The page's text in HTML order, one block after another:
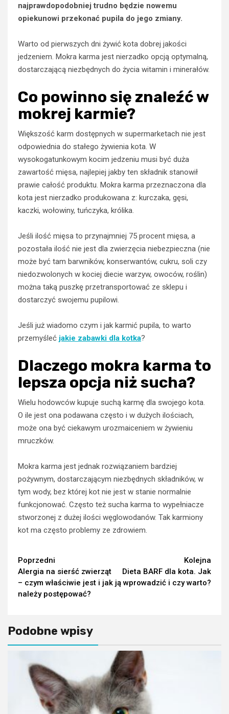
najprawdopodobniej trudno będzie nowemu
opiekunowi przekonać pupila do jego zmiany.
Warto od pierwszych dni żywić kota dobrej jakości
jedzeniem. Mokra karma jest nierzadko opcją optymalną,
dostarczającą niezbędnych do życia witamin i minerałów.
Co powinno się znaleźć w
mokrej karmie?
Większość karm dostępnych w supermarketach nie jest
odpowiednia do stałego żywienia kota. W
wysokogatunkowym kocim jedzeniu musi być duża
zawartość mięsa, najlepiej jakby ten składnik stanowił
prawie całość produktu. Mokra karma przeznaczona dla
kota jest nierzadko produkowana z: kurczaka, gęsi,
kaczki, wołowiny, tuńczyka, królika.
Jeśli ilość mięsa to przynajmniej 75 procent mięsa, a
pozostała ilość nie jest dla zwierzęcia niebezpieczna (nie
może być tam barwników, konserwantów, cukru, soli czy
niedozwolonych w kociej diecie warzyw, owoców, roślin)
można taką puszkę przetransportować ze sklepu i
dostarczyć swojemu pupilowi.
Jeśli już wiadomo czym i jak karmić pupila, to warto
przemyśleć jakie zabawki dla kotka?
Dlaczego mokra karma to
lepsza opcja niż sucha?
Wielu hodowców kupuje suchą karmę dla swojego kota.
O ile jest ona podawana często i w dużych ilościach,
może ona być ciekawym urozmaiceniem w żywieniu
mruczków.
Mokra karma jest jednak rozwiązaniem bardziej
pożywnym, dostarczającym niezbędnych składników, w
tym wody, bez której kot nie jest w stanie normalnie
funkcjonować. Często też sucha karma to wypełniacze
stworzonej z dużej ilości węglowodanów. Tak karmiony
kot ma często problemy ze zdrowiem.
Continue
Reading
Poprzedni
Alergia na sierść zwierząt
– czym właściwie jest i jak
należy postępować?
Kolejna
Dieta BARF dla kota. Jak
ją wprowadzić i czy warto?
Podobne wpisy